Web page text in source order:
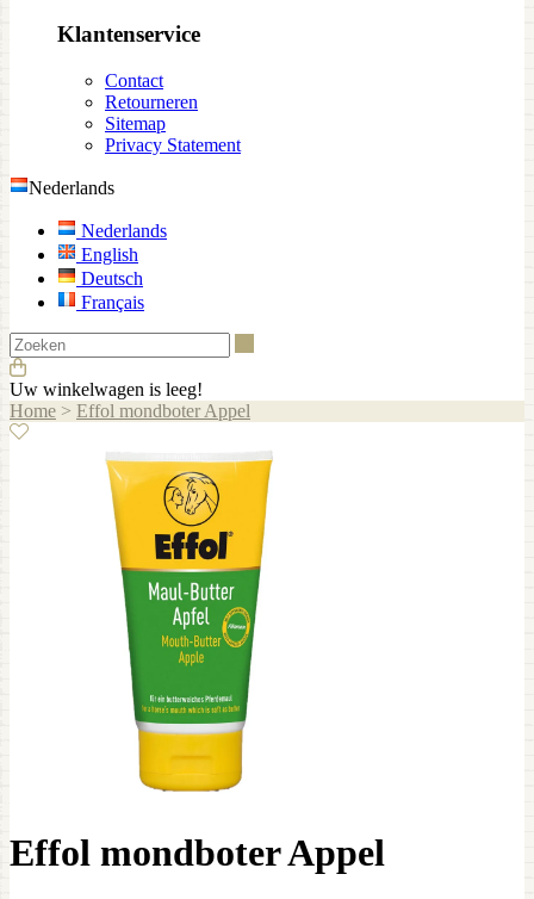
Klantenservice
Contact
Retourneren
Sitemap
Privacy Statement
Nederlands
Nederlands
English
Deutsch
Français
Uw winkelwagen is leeg!
Home > Effol mondboter Appel
Effol mondboter Appel